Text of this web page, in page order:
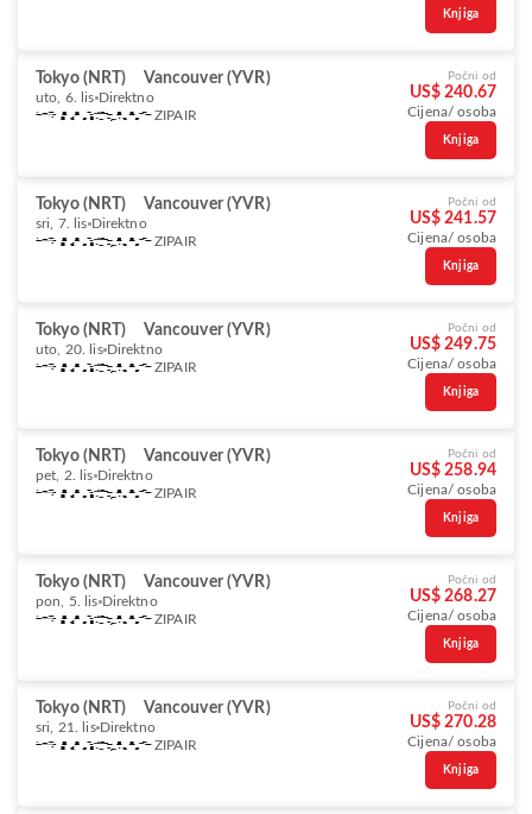
Knjiga
Tokyo (NRT) Vancouver (YVR)
uto, 6. lis Direktno
ZIPAIR
Počni od
US$ 240.67
Cijena/ osoba
Knjiga
Tokyo (NRT) Vancouver (YVR)
sri, 7. lis Direktno
ZIPAIR
Počni od
US$ 241.57
Cijena/ osoba
Knjiga
Tokyo (NRT) Vancouver (YVR)
uto, 20. lis Direktno
ZIPAIR
Počni od
US$ 249.75
Cijena/ osoba
Knjiga
Tokyo (NRT) Vancouver (YVR)
pet, 2. lis Direktno
ZIPAIR
Počni od
US$ 258.94
Cijena/ osoba
Knjiga
Tokyo (NRT) Vancouver (YVR)
pon, 5. lis Direktno
ZIPAIR
Počni od
US$ 268.27
Cijena/ osoba
Knjiga
Tokyo (NRT) Vancouver (YVR)
sri, 21. lis Direktno
ZIPAIR
Počni od
US$ 270.28
Cijena/ osoba
Knjiga